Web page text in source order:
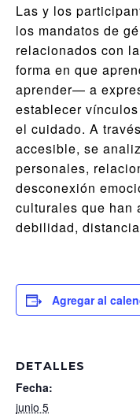
Las y los
los mandatos de
relacionados con
forma en que
aprender— a
establecer
el cuidado. A
accesible, se
personales,
desconexión
culturales que han
debilidad,
Agregar al
DETALLES
Fecha:
junio 5